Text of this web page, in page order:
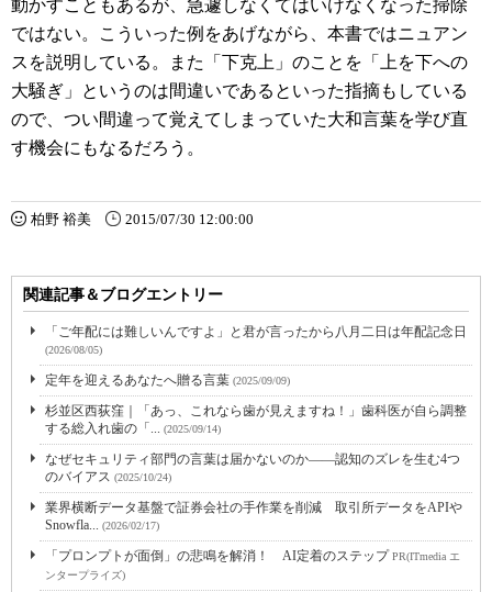
動かすこともあるが、急遽しなくてはいけなくなった掃除
ではない。こういった例をあげながら、本書ではニュアン
スを説明している。また「 下克上」のことを「上を下への
大騒ぎ」というのは間違いであるといった指摘もしている
ので、つい間違って覚えてしまっていた大和言葉を学び直
す機会にもなるだろう。
柏野 裕美 2015/07/30 12:00:00
関連記事＆ブログエントリー
「ご年配には難しいんですよ」と君が言ったから八月二日は年配記念日
(2026/08/05)
定年を迎えるあなたへ贈る言葉 (2025/09/09)
杉並区西荻窪｜「あっ、これなら歯が見えますね！」歯科医が自ら調整
する総入れ歯の「... (2025/09/14)
なぜセキュリティ部門の言葉は届かないのか――認知のズレを生む4つ
のバイアス (2025/10/24)
業界横断データ基盤で証券会社の手作業を削減 取引所データをAPIや
Snowfla... (2026/02/17)
「プロンプトが面倒」の悲鳴を解消！ AI定着のステップPR(ITmedia エ
ンタープライズ)